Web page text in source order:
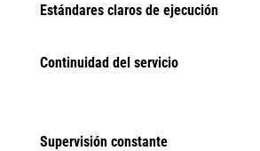
Estándares claros de ejecución
Continuidad del servicio
Supervisión constante